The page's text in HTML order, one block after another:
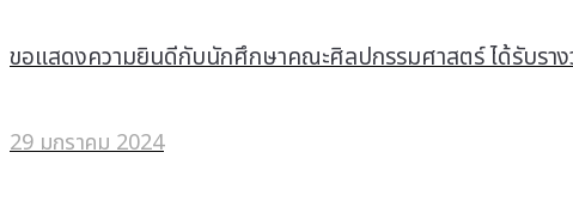
ขอแสดงความยินดีกับนักศึกษาคณะศิลปกรรมศาสตร์ ได้รับร
29 มกราคม 2024